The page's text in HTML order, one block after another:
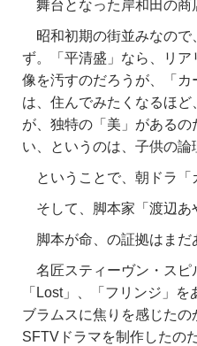
舞台となった岸和田の商
昭和初期の街並みなの
ず。「平清盛」なら、リ
像を汚すのだろうが、「
は、住んでみたくなるほ
が、独特の「美」がある
い、というのは、子供の論
ということで、朝ドラ「
そして、脚本家「渡辺あ
脚本が命、の証拠はまだ
名匠スティーヴン・ス
「Lost」、「フリンジ」
ブラムスに焦りを感じたの
SFTVドラマを制作したの